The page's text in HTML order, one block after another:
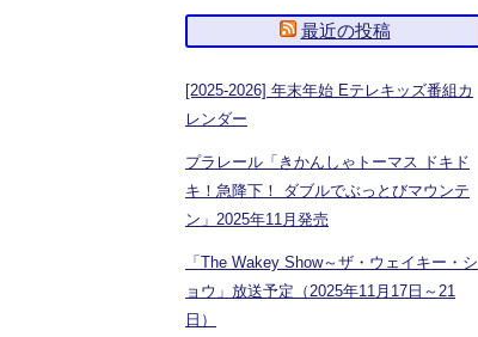
最近の投稿
[2025-2026] 年末年始 Eテレキッズ番組カ
レンダー
プラレール「きかんしゃトーマス ドキド
キ！急降下！ ダブルでぶっとびマウンテ
ン」2025年11月発売
「The Wakey Show～ザ・ウェイキー・シ
ョウ」放送予定（2025年11月17日～21
日）